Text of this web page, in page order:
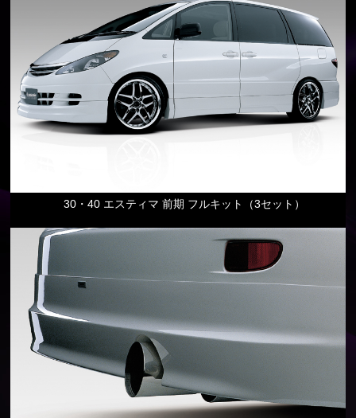
30・40 エスティマ 前期 フルキット（3セット）